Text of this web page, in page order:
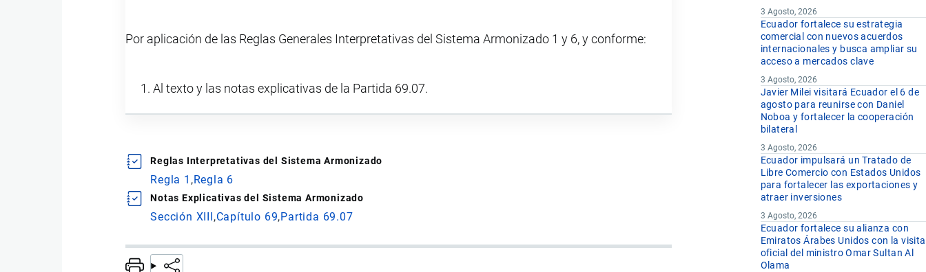
Por aplicación de las Reglas Generales Interpretativas del Sistema Armonizado 1 y 6, y conforme:
Al texto y las notas explicativas de la Partida 69.07.
Reglas Interpretativas del Sistema Armonizado
Regla 1 Regla 6
Notas Explicativas del Sistema Armonizado
Sección XIII Capítulo 69 Partida 69.07
3 Agosto, 2026
Ecuador fortalece su estrategia
comercial con nuevos acuerdos
internacionales y busca ampliar su
acceso a mercados clave
3 Agosto, 2026
Javier Milei visitará Ecuador el 6 de
agosto para reunirse con Daniel
Noboa y fortalecer la cooperación
bilateral
3 Agosto, 2026
Ecuador impulsará un Tratado de
Libre Comercio con Estados Unidos
para fortalecer las exportaciones y
atraer inversiones
3 Agosto, 2026
Ecuador fortalece su alianza con
Emiratos Árabes Unidos con la visita
oficial del ministro Omar Sultan Al
Olama